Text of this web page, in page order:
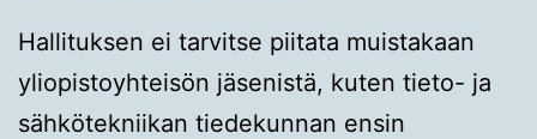
Hallituksen ei tarvitse piitata muistakaan
yliopistoyhteisön jäsenistä, kuten tieto- ja
sähkötekniikan tiedekunnan ensin